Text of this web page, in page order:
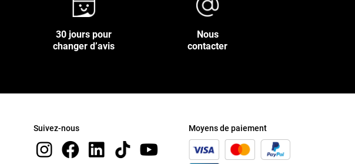
30 jours pour
changer d’avis
Nous
contacter
Suivez-nous Moyens de paiement